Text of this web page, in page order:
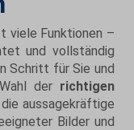
viele Funktionen –
und vollständig
Schritt für Sie und
der richtigen
die aussagekräftige
Bilder und